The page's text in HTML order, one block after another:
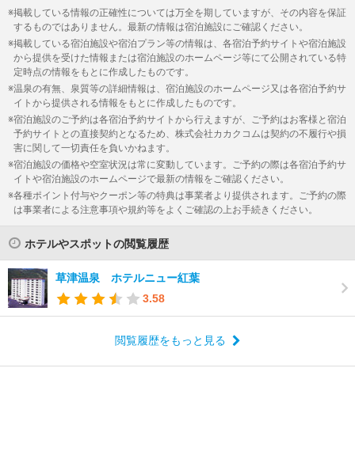
掲載している情報の正確性については万全を期していますが、その内容を保証
するものではありません。最新の情報は宿泊施設にご確認ください。
掲載している宿泊施設や宿泊プラン等の情報は、各宿泊予約サイトや宿泊施設
から提供を受けた情報または宿泊施設のホームページ等にて公開されている特
定時点の情報をもとに作成したものです。
温泉の有無、泉質等の詳細情報は、宿泊施設のホームページ又は各宿泊予約サ
イトから提供される情報をもとに作成したものです。
宿泊施設のご予約は各宿泊予約サイトから行えますが、ご予約はお客様と宿泊
予約サイトとの直接契約となるため、株式会社カカクコムは契約の不履行や損
害に関して一切責任を負いかねます。
宿泊施設の価格や空室状況は常に変動しています。ご予約の際は各宿泊予約サ
イトや宿泊施設のホームページで最新の情報をご確認ください。
各種ポイント付与やクーポン等の特典は事業者より提供されます。ご予約の際
は事業者による注意事項や規約等をよくご確認の上お手続きください。
ホテルやスポットの閲覧履歴
草津温泉 ホテルニュー紅葉
3.58
閲覧履歴をもっと見る